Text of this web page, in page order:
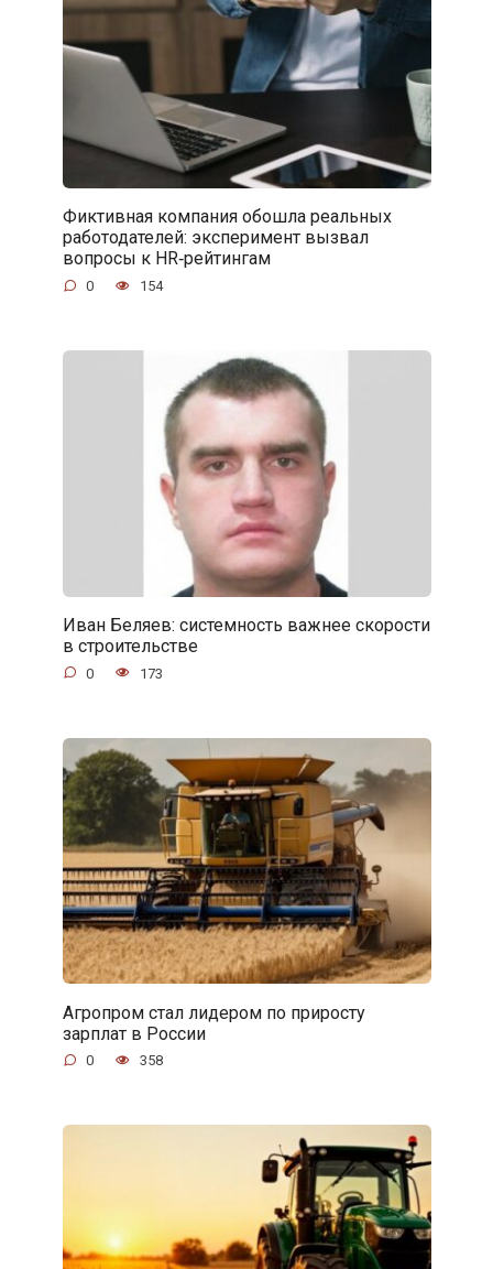
Фиктивная компания обошла реальных
работодателей: эксперимент вызвал
вопросы к HR‑рейтингам
0 154
Иван Беляев: системность важнее скорости
в строительстве
0 173
Агропром стал лидером по приросту
зарплат в России
0 358